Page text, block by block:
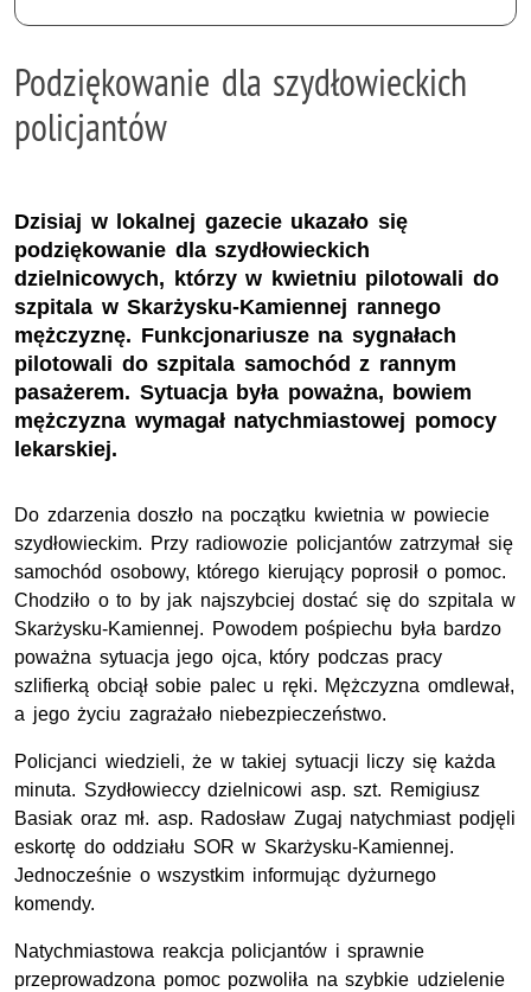
Podziękowanie dla szydłowieckich
policjantów
Dzisiaj w lokalnej gazecie ukazało się
podziękowanie dla szydłowieckich
dzielnicowych, którzy w kwietniu pilotowali do
szpitala w Skarżysku-Kamiennej rannego
mężczyznę. Funkcjonariusze na sygnałach
pilotowali do szpitala samochód z rannym
pasażerem. Sytuacja była poważna, bowiem
mężczyzna wymagał natychmiastowej pomocy
lekarskiej.
Do zdarzenia doszło na początku kwietnia w powiecie
szydłowieckim. Przy radiowozie policjantów zatrzymał się
samochód osobowy, którego kierujący poprosił o pomoc.
Chodziło o to by jak najszybciej dostać się do szpitala w
Skarżysku-Kamiennej. Powodem pośpiechu była bardzo
poważna sytuacja jego ojca, który podczas pracy
szlifierką obciął sobie palec u ręki. Mężczyzna omdlewał,
a jego życiu zagrażało niebezpieczeństwo.
Policjanci wiedzieli, że w takiej sytuacji liczy się każda
minuta. Szydłowieccy dzielnicowi asp. szt. Remigiusz
Basiak oraz mł. asp. Radosław Zugaj natychmiast podjęli
eskortę do oddziału SOR w Skarżysku-Kamiennej.
Jednocześnie o wszystkim informując dyżurnego
komendy.
Natychmiastowa reakcja policjantów i sprawnie
przeprowadzona pomoc pozwoliła na szybkie udzielenie